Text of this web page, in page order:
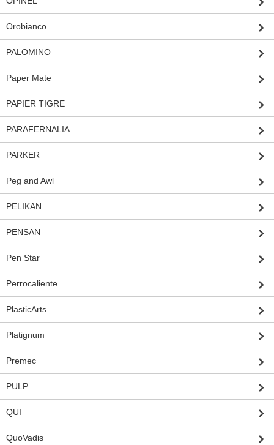
Orobianco
PALOMINO
Paper Mate
PAPIER TIGRE
PARAFERNALIA
PARKER
Peg and Awl
PELIKAN
PENSAN
Pen Star
Perrocaliente
PlasticArts
Platignum
Premec
PULP
QUI
QuoVadis